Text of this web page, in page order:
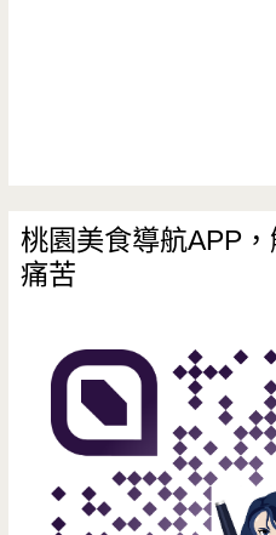
桃園美食導航APP
痛苦